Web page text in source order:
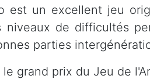
est un excellent jeu
niveaux de difficultés
parties
grand prix du Jeu de